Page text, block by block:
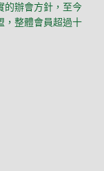
的辦會方針，至今
，整體會員超過十